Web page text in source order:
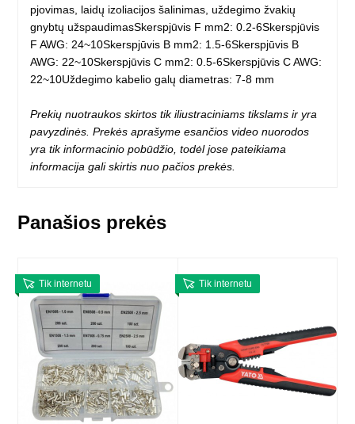
pjovimas, laidų izoliacijos šalinimas, uždegimo žvakių
gnybtų užspaudimasSkerspjūvis F mm2: 0.2-6Skerspjūvis
F AWG: 24~10Skerspjūvis B mm2: 1.5-6Skerspjūvis B
AWG: 22~10Skerspjūvis C mm2: 0.5-6Skerspjūvis C AWG:
22~10Uždegimo kabelio galų diametras: 7-8 mm
Prekių nuotraukos skirtos tik iliustraciniams tikslams ir yra
pavyzdinės. Prekės aprašyme esančios video nuorodos
yra tik informacinio pobūdžio, todėl jose pateikiama
informacija gali skirtis nuo pačios prekės.
Panašios prekės
Tik internetu Tik internetu